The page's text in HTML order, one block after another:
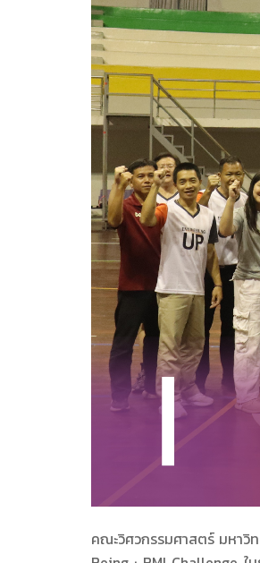
คณะวิศวกรรมศาสตร์ มหาวิ